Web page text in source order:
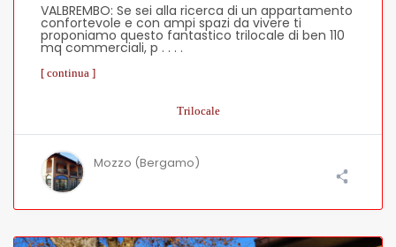
VALBREMBO: Se sei alla ricerca di un appartamento
confortevole e con ampi spazi da vivere ti
proponiamo questo fantastico trilocale di ben 110
mq commerciali, p . . . .
[ continua ]
Trilocale
Mozzo (Bergamo)